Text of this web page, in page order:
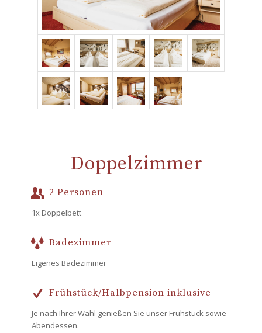
Doppelzimmer
2 Personen
1x Doppelbett
Badezimmer
Eigenes Badezimmer
Frühstück/Halbpension inklusive
Je nach Ihrer Wahl genießen Sie unser Frühstück sowie
Abendessen.